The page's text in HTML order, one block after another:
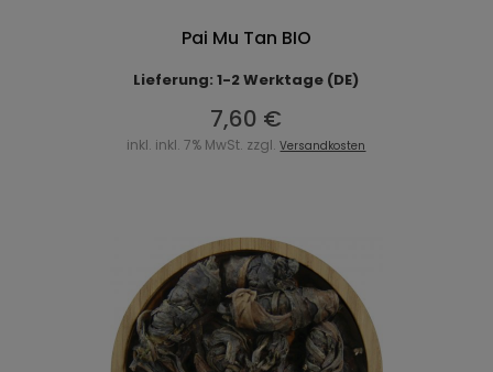
Pai Mu Tan BIO
Lieferung: 1-2 Werktage (DE)
7,60 €
inkl. inkl. 7% MwSt. zzgl.Versandkosten